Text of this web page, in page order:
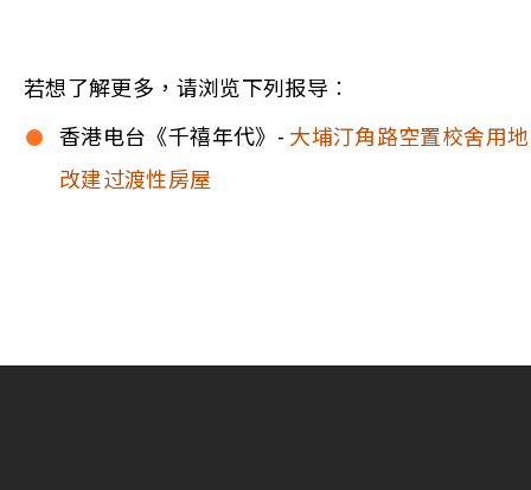
若想了解更多，请浏览下列报导︰
香港电台《千禧年代》- 大埔汀角路空置校舍用地
改建过渡性房屋